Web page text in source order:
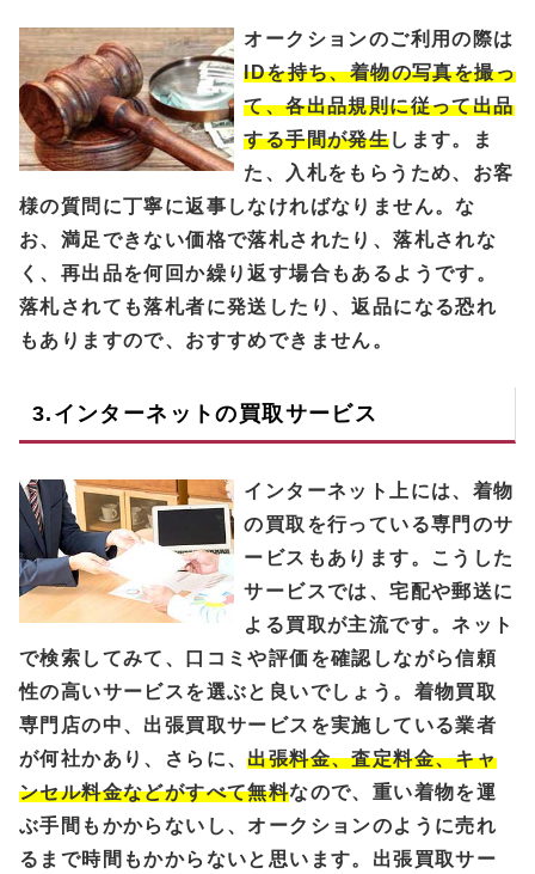
オークションのご利用の際は
IDを持ち、着物の写真を撮っ
て、各出品規則に従って出品
する手間が発生します。ま
た、入札をもらうため、お客
様の質問に丁寧に返事しなければなりません。な
お、満足できない価格で落札されたり、落札されな
く、再出品を何回か繰り返す場合もあるようです。
落札されても落札者に発送したり、返品になる恐れ
もありますので、おすすめできません。
3.インターネットの買取サービス
インターネット上には、着物
の買取を行っている専門のサ
ービスもあります。こうした
サービスでは、宅配や郵送に
よる買取が主流です。ネット
で検索してみて、口コミや評価を確認しながら信頼
性の高いサービスを選ぶと良いでしょう。着物買取
専門店の中、出張買取サービスを実施している業者
が何社かあり、さらに、出張料金、査定料金、キャ
ンセル料金などがすべて無料なので、重い着物を運
ぶ手間もかからないし、オークションのように売れ
るまで時間もかからないと思います。出張買取サー